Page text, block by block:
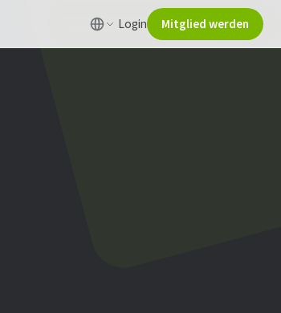
Login Mitglied werden